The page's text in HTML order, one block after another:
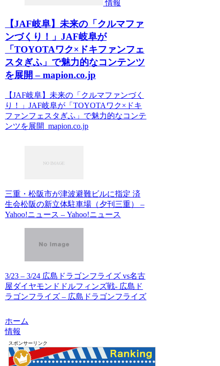
情報
【JAF岐阜】未来の「クルマファ
ンづくり！」JAF岐阜が
「TOYOTAワク×ドキファンフェ
スタぎふ」で魅力的なコンテンツ
を展開 – mapion.co.jp
【JAF岐阜】未来の「クルマファンづく
り！」JAF岐阜が「TOYOTAワク×ドキ
ファンフェスタぎふ」で魅力的なコンテ
ンツを展開 mapion.co.jp
三重・松阪市が津波避難ビルに指定 済
生会松阪の新立体駐車場（夕刊三重） –
Yahoo!ニュース – Yahoo!ニュース
3/23 – 3/24 広島ドラゴンフライズ vs名古
屋ダイヤモンドドルフィンズ戦- 広島ド
ラゴンフライズ – 広島ドラゴンフライズ
ホーム
情報
スポンサーリンク